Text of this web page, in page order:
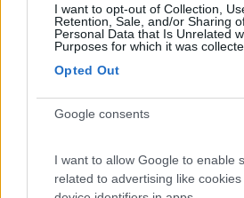
I want to opt-out of Collection,
Retention, Sale, and/or Sharing
Personal Data that Is Unrelated
Purposes for which it was
Opted Out
Google consents
I want to allow Google to enable
related to advertising like